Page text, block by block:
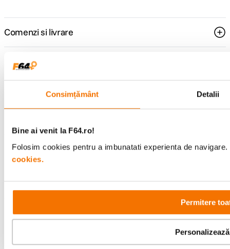
Consimțământ Detalii
Bine ai venit la F64.ro!
Folosim cookies pentru a imbunatati experienta de
cookies.
Permitere
Personalizează
Comenzi si livrare
Suport
Service si garantii
Metode de plata